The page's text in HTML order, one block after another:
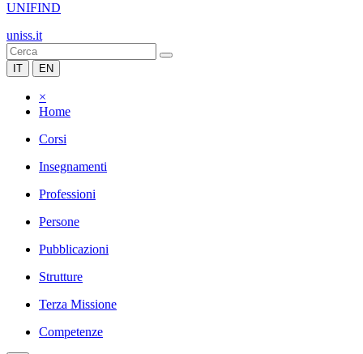
UNIFIND
uniss.it
IT EN
×
Home
Corsi
Insegnamenti
Professioni
Persone
Pubblicazioni
Strutture
Terza Missione
Competenze